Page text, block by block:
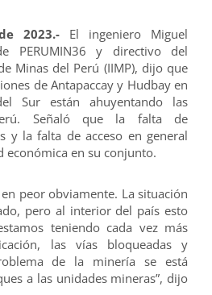
2023.- El ingeniero Miguel
PERUMIN36 y directivo del
Minas del Perú (IIMP), dijo que
de Antapaccay y Hudbay en
Sur están ahuyentando las
Señaló que la falta de
y la falta de acceso en general
económica en su conjunto.
peor obviamente. La situación
pero al interior del país esto
teniendo cada vez más
las vías bloqueadas y
de la minería se está
a las unidades mineras”, dijo